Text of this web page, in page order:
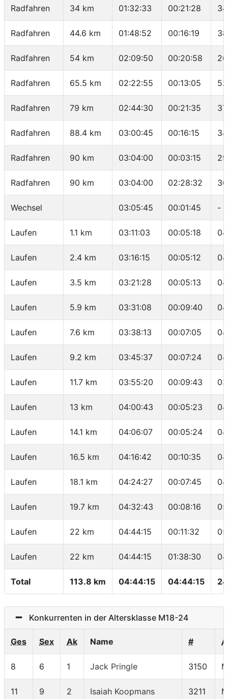
Radfahren 34 km 01:32:33 00:21:28
Radfahren 44.6 km 01:48:52 00:16:19
Radfahren 54 km 02:09:50 00:20:58
Radfahren 65.5 km 02:22:55 00:13:05
Radfahren 79 km 02:44:30 00:21:35
Radfahren 88.4 km 03:00:45 00:16:15
Radfahren 90 km 03:04:00 00:03:15
Radfahren 90 km 03:04:00 02:28:32
Wechsel 03:05:45 00:01:45 -
Laufen 1.1 km 03:11:03 00:05:18
Laufen 2.4 km 03:16:15 00:05:12
Laufen 3.5 km 03:21:28 00:05:13
Laufen 5.9 km 03:31:08 00:09:40
Laufen 7.6 km 03:38:13 00:07:05
Laufen 9.2 km 03:45:37 00:07:24
Laufen 11.7 km 03:55:20 00:09:43
Laufen 13 km 04:00:43 00:05:23
Laufen 14.1 km 04:06:07 00:05:24
Laufen 16.5 km 04:16:42 00:10:35
Laufen 18.1 km 04:24:27 00:07:45
Laufen 19.7 km 04:32:43 00:08:16
Laufen 22 km 04:44:15 00:11:32
Laufen 22 km 04:44:15 01:38:30
Total 113.8 km 04:44:15 04:44:15
Konkurrenten in der Altersklasse M18-24
Ges Sex Ak Name #
8 6 1 Jack Pringle 3150
11 9 2 Isaiah Koopmans 3211